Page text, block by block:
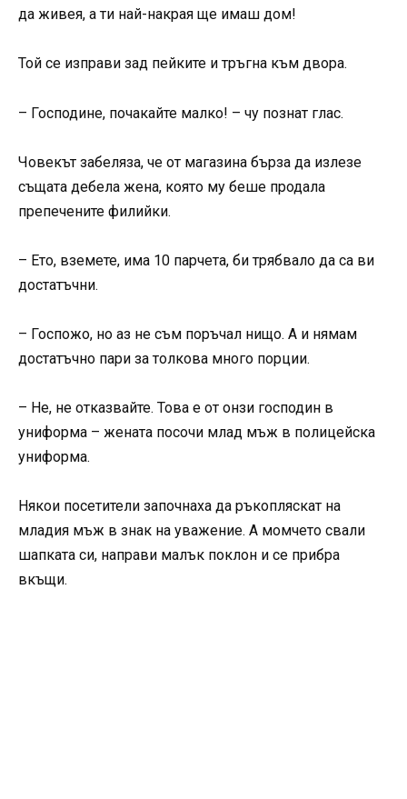
да живея, а ти най-накрая ще имаш дом!
Той се изправи зад пейките и тръгна към двора.
– Господине, почакайте малко! – чу познат глас.
Човекът забеляза, че от магазина бърза да излезе
същата дебела жена, която му беше продала
препечените филийки.
– Ето, вземете, има 10 парчета, би трябвало да са ви
достатъчни.
– Госпожо, но аз не съм поръчал нищо. А и нямам
достатъчно пари за толкова много порции.
– Не, не отказвайте. Това е от онзи господин в
униформа – жената посочи млад мъж в полицейска
униформа.
Някои посетители започнаха да ръкопляскат на
младия мъж в знак на уважение. А момчето свали
шапката си, направи малък поклон и се прибра
вкъщи.